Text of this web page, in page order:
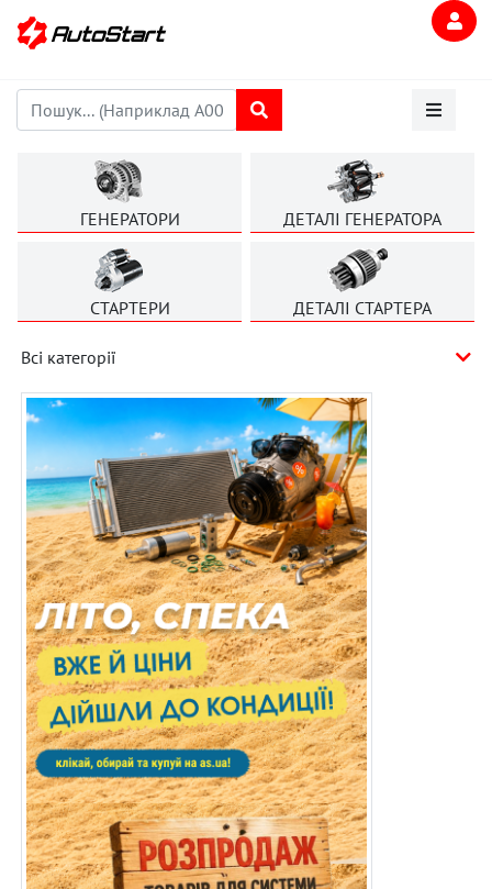
ГЕНЕРАТОРИ ДЕТАЛІ ГЕНЕРАТОРА
СТАРТЕРИ ДЕТАЛІ СТАРТЕРА
Всі категорії